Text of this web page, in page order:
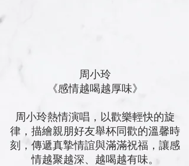
周 小玲
《感情越喝越厚味》
周小玲熱情演唱，以歡樂輕快的旋
律，描繪親朋好友舉杯同歡的溫馨時
刻，傳遞真摯情誼與滿滿祝福，讓感
情越聚越深、越喝越有味。